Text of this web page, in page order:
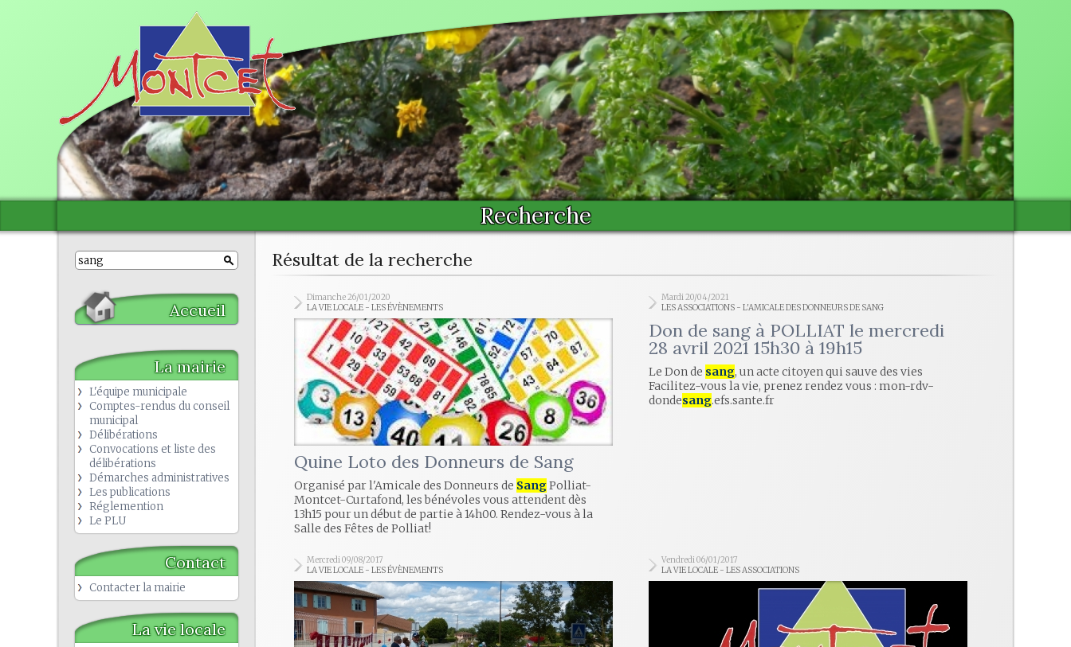
Recherche
Accueil
La mairie
L'équipe municipale
Comptes-rendus du conseil
municipal
Délibérations
Convocations et liste des
délibérations
Démarches administratives
Les publications
Réglemention
Le PLU
Contact
Contacter la mairie
La vie locale
Résultat de la recherche
Dimanche 26/01/2020
LA VIE LOCALE - LES ÉVÈNEMENTS
Quine Loto des Donneurs de Sang
Organisé par l'Amicale des Donneurs de SangPolliat-
Montcet-Curtafond, les bénévoles vous attendent dès
13h15 pour un début de partie à 14h00. Rendez-vous à la
Salle des Fêtes de Polliat!
Mardi 20/04/2021
LES ASSOCIATIONS - L'AMICALE DES DONNEURS DE SANG
Don de sang à POLLIAT le mercredi
28 avril 2021 15h30 à 19h15
Le Don de sang, un acte citoyen qui sauve des vies
Facilitez-vous la vie, prenez rendez vous : mon-rdv-
dondesang.efs.sante.fr
Mercredi 09/08/2017
LA VIE LOCALE - LES ÉVÈNEMENTS
Vendredi 06/01/2017
LA VIE LOCALE - LES ASSOCIATIONS